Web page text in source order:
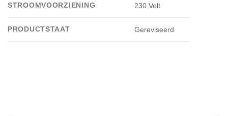
STROOMVOORZIENING 230 Volt
PRODUCTSTAAT Gereviseerd